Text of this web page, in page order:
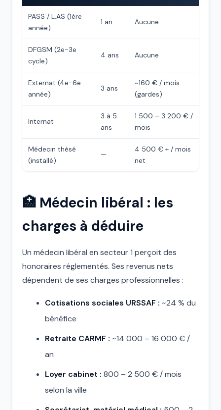
PASS / L.AS (1ère
année)
1 an Aucune
DFGSM (2e-3e
cycle)
4 ans Aucune
Externat (4e-6e
année)
3 ans
~160 € / mois
(gardes)
Internat
3 à 5
ans
1 500 – 3 200 € /
mois
Médecin thésé
(installé)
—
4 500 € + / mois
net
🏥 Médecin libéral : les
charges à déduire
Un médecin libéral en secteur 1 perçoit des
honoraires réglementés. Ses revenus nets
dépendent de ses charges professionnelles :
Cotisations sociales URSSAF : ~24 % du
bénéfice
Retraite CARMF : ~14 000 – 16 000 € /
an
Loyer cabinet : 800 – 2 500 € / mois
selon la ville